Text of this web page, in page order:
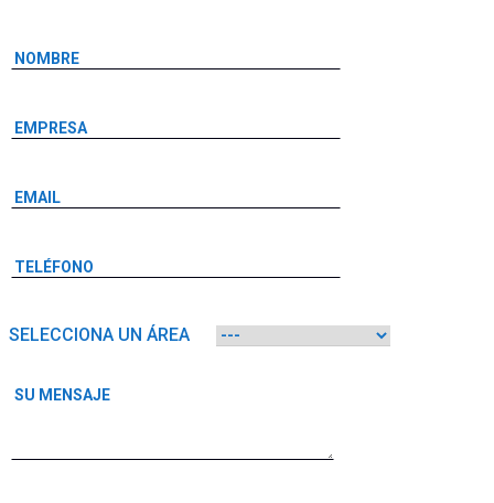
SELECCIONA UN ÁREA